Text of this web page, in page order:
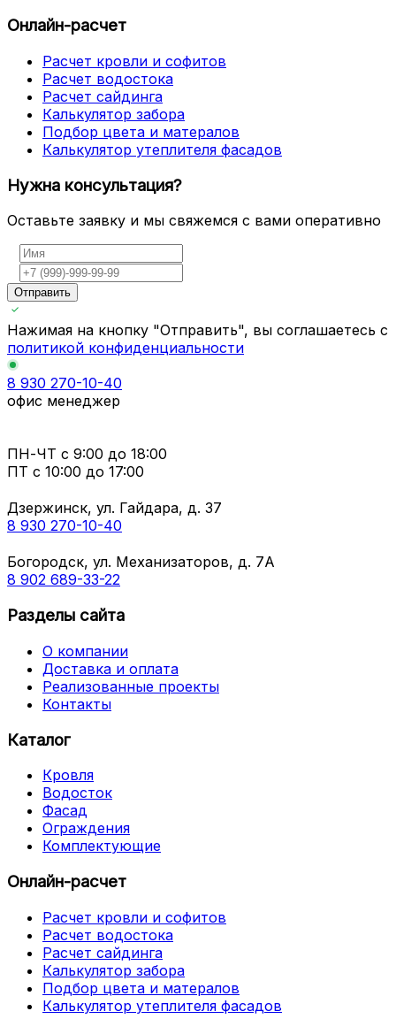
Онлайн-расчет
Расчет кровли и софитов
Расчет водостока
Расчет сайдинга
Калькулятор забора
Подбор цвета и матералов
Калькулятор утеплителя фасадов
Нужна консультация?
Оставьте заявку и мы свяжемся с вами оперативно
Отправить
Нажимая на кнопку "Отправить", вы соглашаетесь с
политикой конфиденциальности
8 930 270-10-40
офис менеджер
ПН-ЧТ с 9:00 до 18:00
ПТ с 10:00 до 17:00
Дзержинск, ул. Гайдара, д. 37
8 930 270-10-40
Богородск, ул. Механизаторов, д. 7А
8 902 689-33-22
Разделы сайта
О компании
Доставка и оплата
Реализованные проекты
Контакты
Каталог
Кровля
Водосток
Фасад
Ограждения
Комплектующие
Онлайн-расчет
Расчет кровли и софитов
Расчет водостока
Расчет сайдинга
Калькулятор забора
Подбор цвета и матералов
Калькулятор утеплителя фасадов